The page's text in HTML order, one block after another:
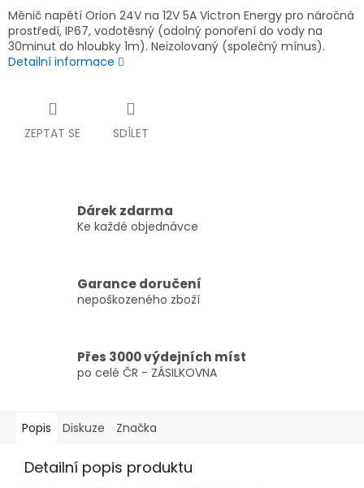
Měnič napětí Orion 24V na 12V 5A Victron Energy pro náročná
prostředí, IP67, vodotěsný (odolný ponoření do vody na
30minut do hloubky 1m). Neizolovaný (společný mínus).
Detailní informace
ZEPTAT SE SDÍLET
Dárek zdarma
Ke každé objednávce
Garance doručení
nepoškozeného zboží
Přes 3000 výdejních míst
po celé ČR - ZÁSILKOVNA
Popis Diskuze Značka
Detailní popis produktu